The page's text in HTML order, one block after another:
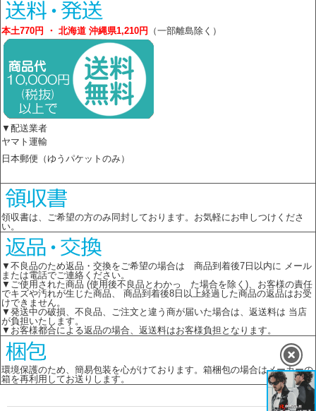
本土770円 ・ 北海道 沖縄県1,210円 （一部離島除く）
▼配送業者
ヤマト運輸
日本郵便（ゆうパケットのみ）
領収書は、ご希望の方のみ同封しております。お気軽にお申しつけくださ
い。
▼不良品のため返品・交換をご希望の場合は 商品到着後7日以内に メール
または電話でご連絡ください。
▼ご使用された商品 (使用後不良品とわかっ た場合を除く)、お客様の責任
でキズや汚れが生じた商品、 商品到着後8日以上経過した商品の返品はお受
けできません。
▼発送中の破損、不良品、ご注文と違う商が届いた場合は、返送料は 当店
が負担いたします。
▼お客様都合による返品の場合、返送料はお客様負担となります。
環境保護のため、簡易包装を心がけております。箱梱包の場合はメーカーの
箱を再利用してお送りします。